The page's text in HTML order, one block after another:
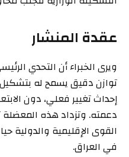
عقدة المنشار
ويرى الخبراء أن التحدي
توازن دقيق يسمح له
إحداث تغيير فعلي، دون
دعمته. وتزداد هذه
القوى الإقليمية والدولية
في العراق.